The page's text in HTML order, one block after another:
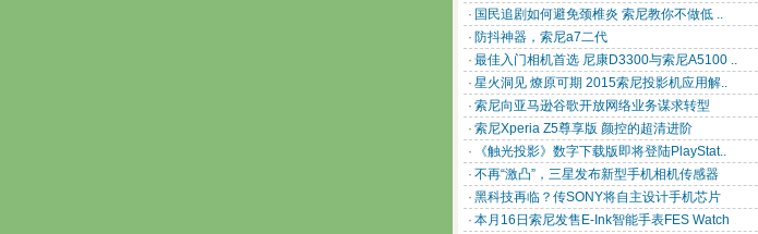
· 国民追剧如何避免颈椎炎 索尼教你不做低 ..
· 防抖神器，索尼a7二代
· 最佳入门相机首选 尼康D3300与索尼A5100 ..
· 星火洞见 燎原可期 2015索尼投影机应用解..
· 索尼向亚马逊谷歌开放网络业务谋求转型
· 索尼Xperia Z5尊享版 颜控的超清进阶
·
《触光投影》数字下载版即将登陆PlayStat..
· 不再“激凸”，三星发布新型手机相机传感器
· 黑科技再临？传SONY将自主设计手机芯片
· 本月16日索尼发售E-Ink智能手表FES Watch